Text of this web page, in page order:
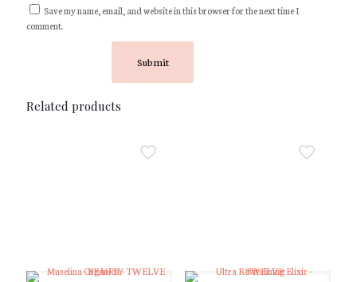
Save my name, email, and website in this browser for the next time I
comment.
Related products